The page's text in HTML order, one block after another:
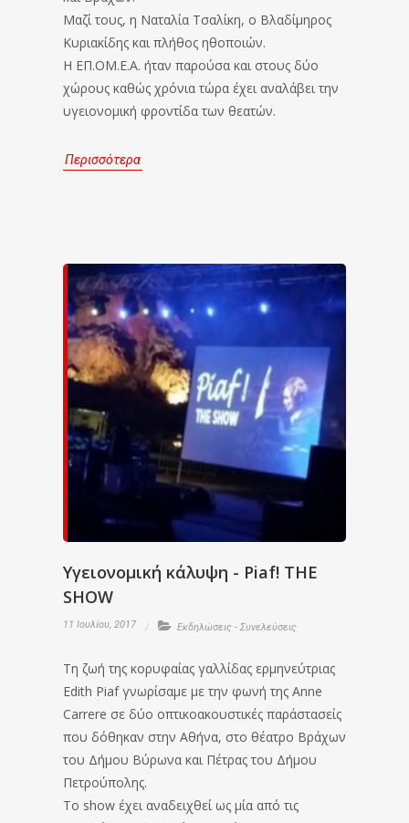
Μαζί τους, η Ναταλία Τσαλίκη, ο Βλαδίμηρος
Κυριακίδης και πλήθος ηθοποιών.
Η ΕΠ.ΟΜ.Ε.Α. ήταν παρούσα και στους δύο
χώρους καθώς χρόνια τώρα έχει αναλάβει την
υγειονομική φροντίδα των θεατών.
Περισσότερα
Υγειονομική κάλυψη - Piaf! THE
SHOW
11 Ιουλίου, 2017 Εκδηλώσεις - Συνελεύσεις
Τη ζωή της κορυφαίας γαλλίδας ερμηνεύτριας
Edith Piaf γνωρίσαμε με την φωνή της Anne
Carrere σε δύο οπτικοακουστικές παράστασείς
που δόθηκαν στην Αθήνα, στο θέατρο Βράχων
του Δήμου Βύρωνα και Πέτρας του Δήμου
Πετρούπολης.
Το show έχει αναδειχθεί ως μία από τις